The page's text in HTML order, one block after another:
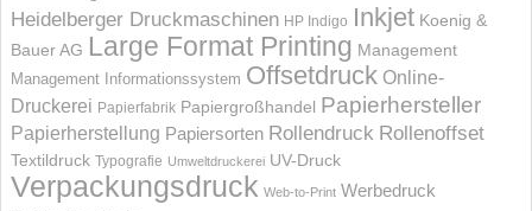
Heidelberger Druckmaschinen HP Indigo Inkjet Koenig &
Bauer AG Large Format Printing Management
Management Informations­system Offsetdruck Online-
Druckerei Papierfabrik Papiergroßhandel Papierhersteller
Papierherstellung Papiersorten Rollendruck Rollenoffset
Textildruck Typografie Umweltdruckerei UV-Druck
Verpackungsdruck Web-to-Print Werbedruck